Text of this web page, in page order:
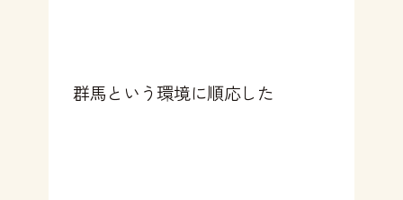
群馬という環境に順応した